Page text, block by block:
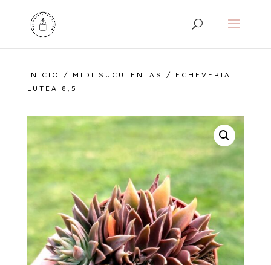
INICIO / MIDI SUCULENTAS
/ ECHEVERIA
LUTEA 8,5